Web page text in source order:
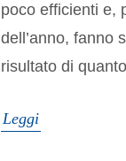
poco efficienti e,
dell’anno, fanno
risultato di
Leggi